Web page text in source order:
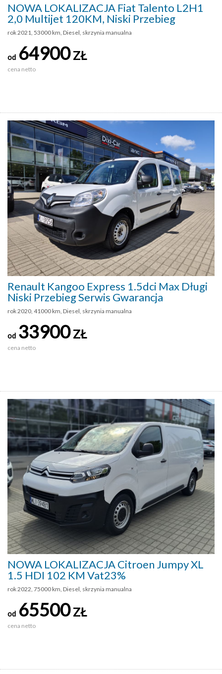
NOWA LOKALIZACJA Fiat Talento L2H1
2,0 Multijet 120KM, Niski Przebieg
rok 2021, 53000 km, Diesel, skrzynia manualna
od 64900ZŁ
cena netto
Renault Kangoo Express 1.5dci Max Długi
Niski Przebieg Serwis Gwarancja
rok 2020, 41000 km, Diesel, skrzynia manualna
od 33900ZŁ
cena netto
NOWA LOKALIZACJA Citroen Jumpy XL
1.5 HDI 102 KM Vat23%
rok 2022, 75000 km, Diesel, skrzynia manualna
od 65500ZŁ
cena netto